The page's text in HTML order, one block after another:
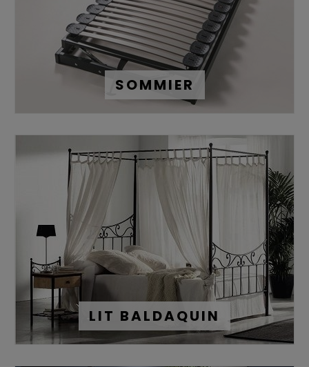
Quel matelas me convient le mieux
?
Incontournable dans votre chambre, le
permet de passer une bonne nuit et de profiter d'un
sommeil profond et réparateur.
Qu'il s'agisse d'unmatelas à mémoire de forme
mousse,à ressorts ensachetés, nous vous proposons
un excellent maintient et confort à l'ensemble de votre
couchage.
Vous découvrirez également nos matelas en latex100%
naturel
et écoresponsable
Nos matelas sont majoritairement de
fabrication
et proviennent également de fournisseurs 100%
européens de grande renommée, nos fabricants
sélectionnent rigoureusement leurs matériaux pour leur
qualité et leurs propriétés. La fabrication de nos matelas
est réalisée dans le respect de la tradition.
SOMMIER
LIT BALDAQUIN